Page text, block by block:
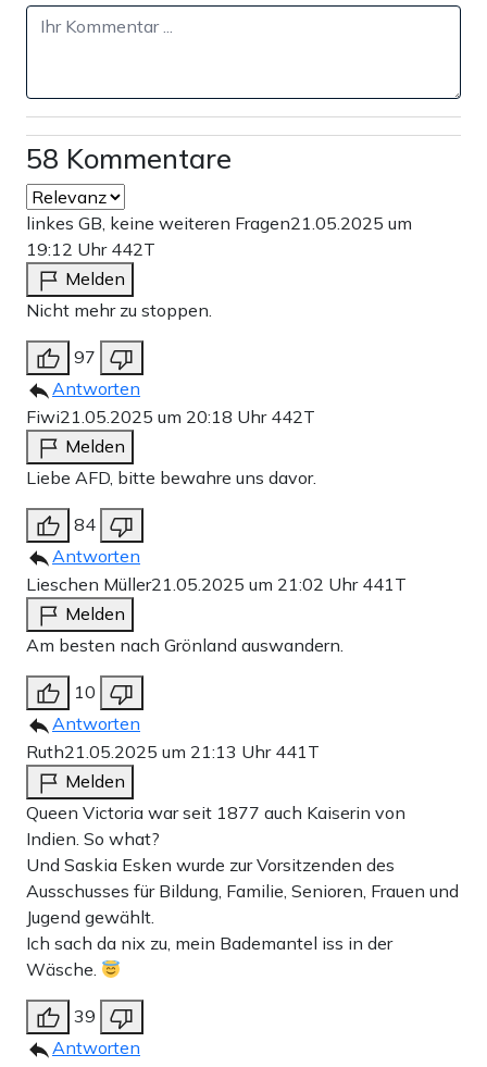
58 Kommentare
linkes GB, keine weiteren Fragen21.05.2025 um
19:12 Uhr 442T
Melden
Nicht mehr zu stoppen.
97
Antworten
Fiwi21.05.2025 um 20:18 Uhr 442T
Melden
Liebe AFD, bitte bewahre uns davor.
84
Antworten
Lieschen Müller21.05.2025 um 21:02 Uhr 441T
Melden
Am besten nach Grönland auswandern.
10
Antworten
Ruth21.05.2025 um 21:13 Uhr 441T
Melden
Queen Victoria war seit 1877 auch Kaiserin von
Indien. So what?
Und Saskia Esken wurde zur Vorsitzenden des
Ausschusses für Bildung, Familie, Senioren, Frauen und
Jugend gewählt.
Ich sach da nix zu, mein Bademantel iss in der
Wäsche.
39
Antworten